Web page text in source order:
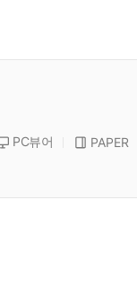
PC뷰어 PAPER